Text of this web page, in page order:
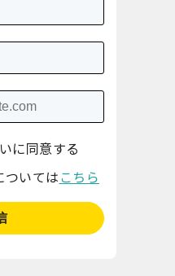
に同意する
ついては こちら